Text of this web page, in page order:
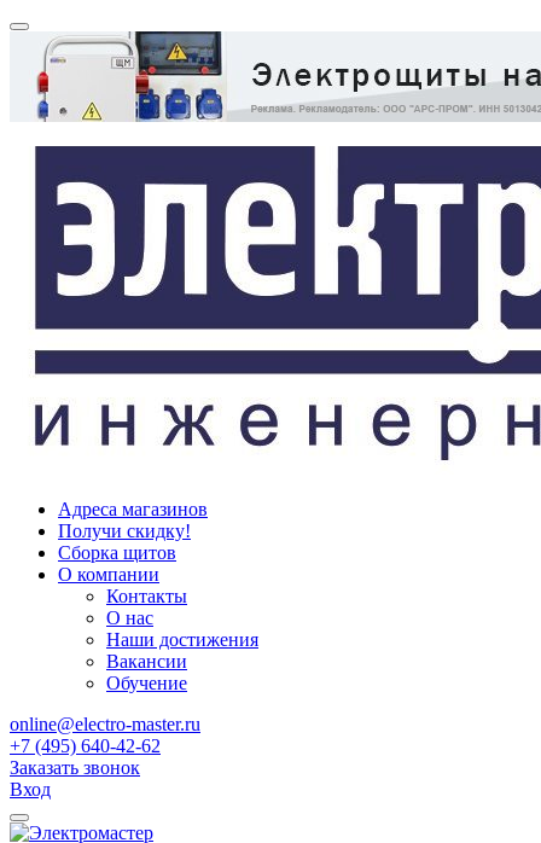
Адреса магазинов
Получи скидку!
Сборка щитов
О компании
Контакты
О нас
Наши достижения
Вакансии
Обучение
online@electro-master.ru
+7 (495) 640-42-62
Заказать звонок
Вход